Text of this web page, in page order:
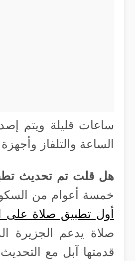
الساعة والتلفاز
هل قلت تم تحديث
خمسة أعوام من
أول تطبيق صلاة على